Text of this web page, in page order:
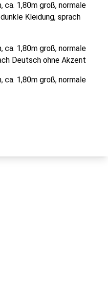
ca. 1,80m groß, normale
Kleidung, sprach
ca. 1,80m groß, normale
Deutsch ohne Akzent
ca. 1,80m groß, normale